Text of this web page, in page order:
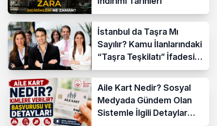
İstanbul da Taşra Mı
Sayılır? Kamu İlanlarındaki
“Taşra Teşkilatı” İfadesi
Açıklandı
Aile Kart Nedir? Sosyal
Medyada Gündem Olan
Sistemle İlgili Detaylar